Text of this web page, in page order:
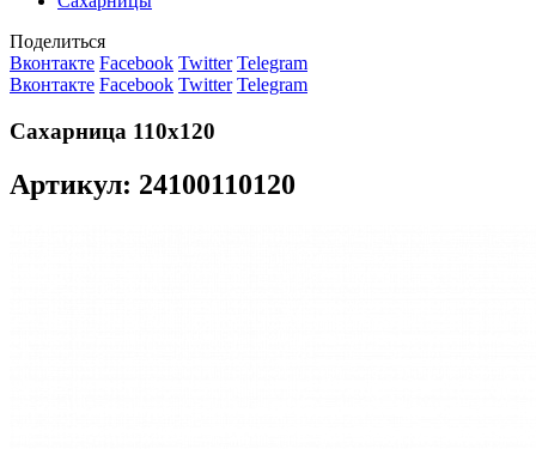
Поделиться
Вконтакте Facebook Twitter Telegram
Вконтакте Facebook Twitter Telegram
Сахарница 110х120
Артикул: 24100110120